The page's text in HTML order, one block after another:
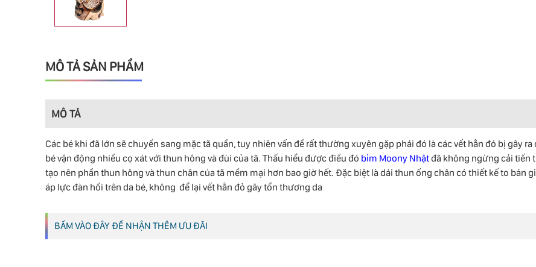
MÔ TẢ SẢN PHẨM
MÔ TẢ
Các bé khi đã lớn sẽ chuyển sang mặc tã quần, tuy nhiên vấn đề rất thường xuyên gặp phải đó là các vết hằn đỏ bị gây ra
bé vận động nhiều cọ xát với thun hông và đùi của tã. Thấu hiểu được điều đó bỉm Moony Nhậtđã không ngừng cải tiến
tạo nên phần thun hông và thun chân của tã mềm mại hơn bao giờ hết. Đặc biệt là dải thun ống chân có thiết kế to bản
áp lực đàn hồi trên da bé, không để lại vết hằn đỏ gây tổn thương da
BẤM VÀO ĐÂY ĐỂ NHẬN THÊM ƯU ĐÃI